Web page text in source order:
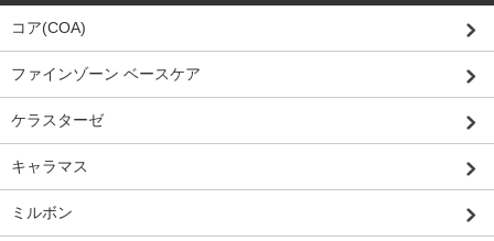
コア(COA)
ファインゾーン ベースケア
ケラスターゼ
キャラマス
ミルボン